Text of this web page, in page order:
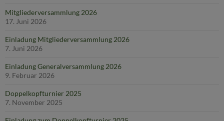
Mitgliederversammlung 2026
17. Juni 2026
Einladung Mitgliederversammlung 2026
7. Juni 2026
Einladung Generalversammlung 2026
9. Februar 2026
Doppelkopfturnier 2025
7. November 2025